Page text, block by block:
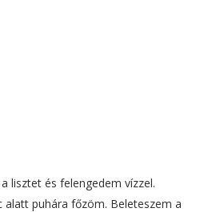
lisztet és felengedem vízzel.
puhára főzöm. Beleteszem a